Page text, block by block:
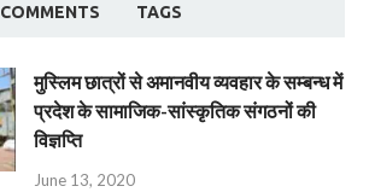
COMMENTS TAGS
मुस्लिम छात्रों से अमानवीय व्यवहार के सम्बन्ध में
प्रदेश के सामाजिक-सांस्कृतिक संगठनों की
विज्ञप्ति
June 13, 2020